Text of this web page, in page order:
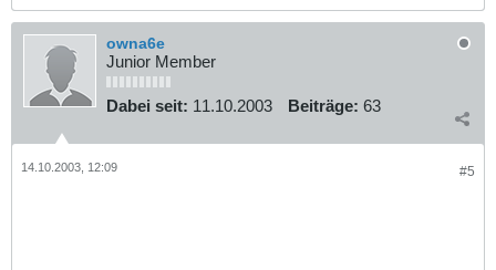
owna6e
Junior Member
Dabei seit: 11.10.2003 Beiträge: 63
#5
14.10.2003, 12:09